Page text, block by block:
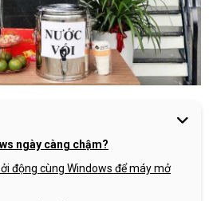
ngày càng chậm?
động cùng Windows để máy mở